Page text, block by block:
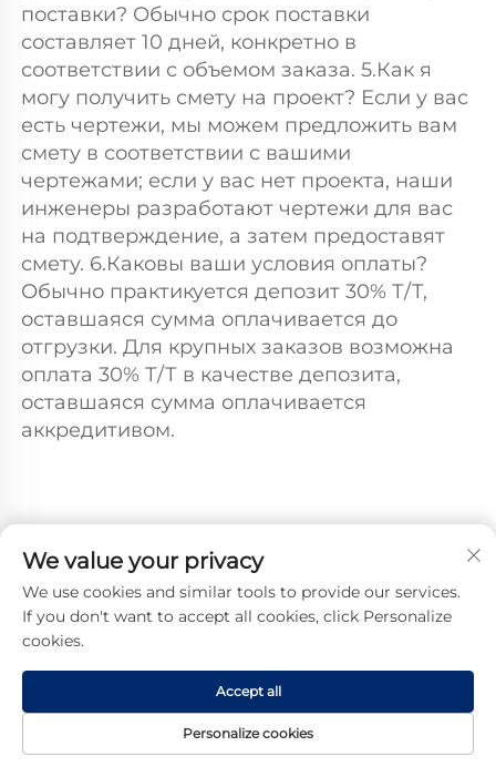
поставки? Обычно срок поставки
составляет 10 дней, конкретно в
соответствии с объемом заказа. 5.Как я
могу получить смету на проект? Если у вас
есть чертежи, мы можем предложить вам
смету в соответствии с вашими
чертежами; если у вас нет проекта, наши
инженеры разработают чертежи для вас
на подтверждение, а затем предоставят
смету. 6.Каковы ваши условия оплаты?
Обычно практикуется депозит 30% Т/Т,
оставшаяся сумма оплачивается до
отгрузки. Для крупных заказов возможна
оплата 30% Т/Т в качестве депозита,
оставшаяся сумма оплачивается
аккредитивом.
We value your privacy
We use cookies and similar tools to provide our services.
If you don't want to accept all cookies, click Personalize
cookies.
Personalize cookies
Accept all